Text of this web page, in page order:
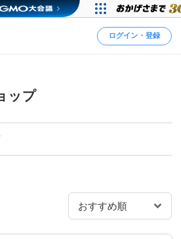
ログイン・登録
ップ